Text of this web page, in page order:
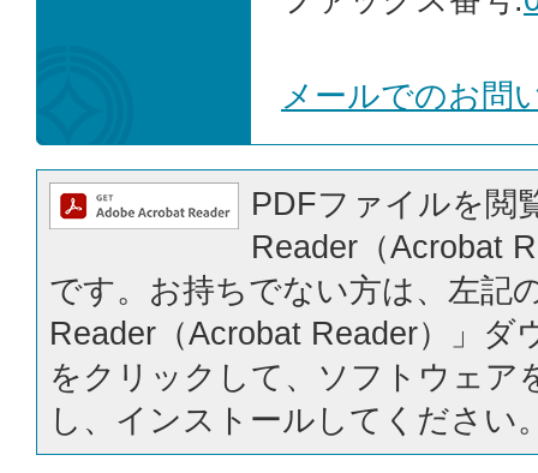
メールでのお問
PDFファイルを閲
Reader（Acrobat
です。お持ちでない方は、左記
Reader（Acrobat Reader）」ダ
をクリックして、ソフトウェア
し、インストールしてください